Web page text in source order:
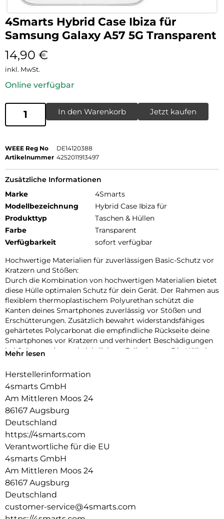
4Smarts Hybrid Case Ibiza für
Samsung Galaxy A57 5G Transparent
14,90 €
inkl. MwSt.
Online verfügbar
In den Warenkorb Jetzt kaufen
WEEE Reg No
DE14120388
Artikelnummer 4252011913497
Zusätzliche Informationen
Marke
4Smarts
Modellbezeichnung
Hybrid Case Ibiza für
Produkttyp
Taschen & Hüllen
Farbe
Transparent
Verfügbarkeit
sofort verfügbar
Hochwertige Materialien für zuverlässigen Basic-Schutz vor
Kratzern und Stößen:
Durch die Kombination von hochwertigen Materialien bietet
diese Hülle optimalen Schutz für dein Gerät. Der Rahmen aus
flexiblem thermoplastischem Polyurethan schützt die
Kanten deines Smartphones zuverlässig vor Stößen und
Erschütterungen. Zusätzlich bewahrt widerstandsfähiges
gehärtetes Polycarbonat die empfindliche Rückseite deine
Smartphones vor Kratzern und verhindert Beschädigungen
bei Stürzen oder unabsichtlichem Fallenlassen. Die Hülle ist
ohne zu brechen.
Erschütterungen:
Dank der integrierten Stoßabsorber kannst du dich darauf
verlassen, dass dein Smartphone bei unvorhergesehenen
Stößen oder Erschütterungen optimal geschützt ist. Egal ob
es dir aus der Hand oder vom Tisch fällt oder in deiner
Tasche hin und her geworfen wird. Das Dämpfungssystem
absorbiert die auftretende Energie beim Aufprall und schützt
so die empfindlichen Ecken deines Smartphones zuverlässig
vor Beschädigungen.
Erhöhter Rand für verbesserten Kantenschutz und
angenehme Haptik:
die Seiten des Displays vor Kratzern und Absplitterungen, die
Mehr lesen
Herstellerinformation
4smarts GmbH
Am Mittleren Moos 24
86167 Augsburg
Deutschland
https://4smarts.com
Verantwortliche für die EU
4smarts GmbH
Am Mittleren Moos 24
86167 Augsburg
Deutschland
customer-service@4smarts.com